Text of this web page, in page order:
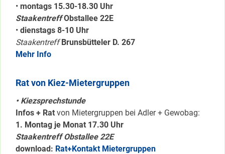
• montags 15.30-18.30 Uhr
Staakentreff Obstallee 22E
• dienstags 8-10 Uhr
Staakentreff Brunsbütteler D. 267
Mehr Info
Rat von Kiez-Mietergruppen
• Kiezsprechstunde
Infos + Rat von Mietergruppen bei Adler + Gewobag:
1. Montag je Monat 17.30 Uhr
Staakentreff Obstallee 22E
download: Rat+Kontakt Mietergruppen